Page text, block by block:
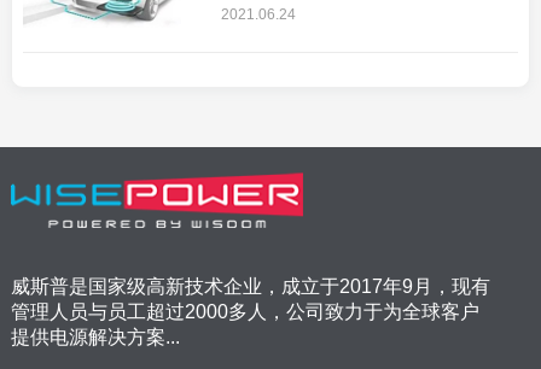
2021.06.24
威斯普是国家级高新技术企业，成立于2017年9月，现有
管理人员与员工超过2000多人，公司致力于为全球客户
提供电源解决方案...